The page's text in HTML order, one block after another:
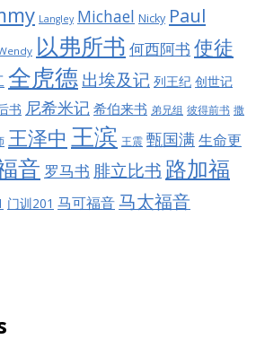
Langley Michael Nicky Paul
以弗所书 何西阿书 使徒
全虎德出埃及记 列王纪 创世记
书 尼希米记 希伯来书 弟兄组 彼得前书 撒
王泽中 王滨 王震 甄国满生命更
音 罗马书 腓立比书 路加福
门训201 马可福音 马太福音